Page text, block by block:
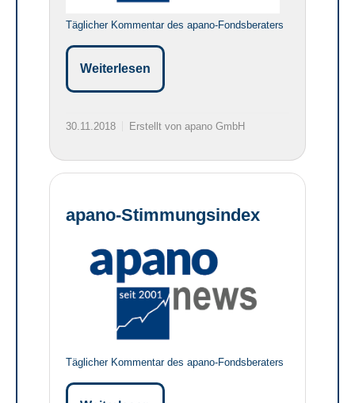
Täglicher Kommentar des apano-Fondsberaters
Weiterlesen
30.11.2018 Erstellt von apano GmbH
apano-Stimmungsindex
Täglicher Kommentar des apano-Fondsberaters